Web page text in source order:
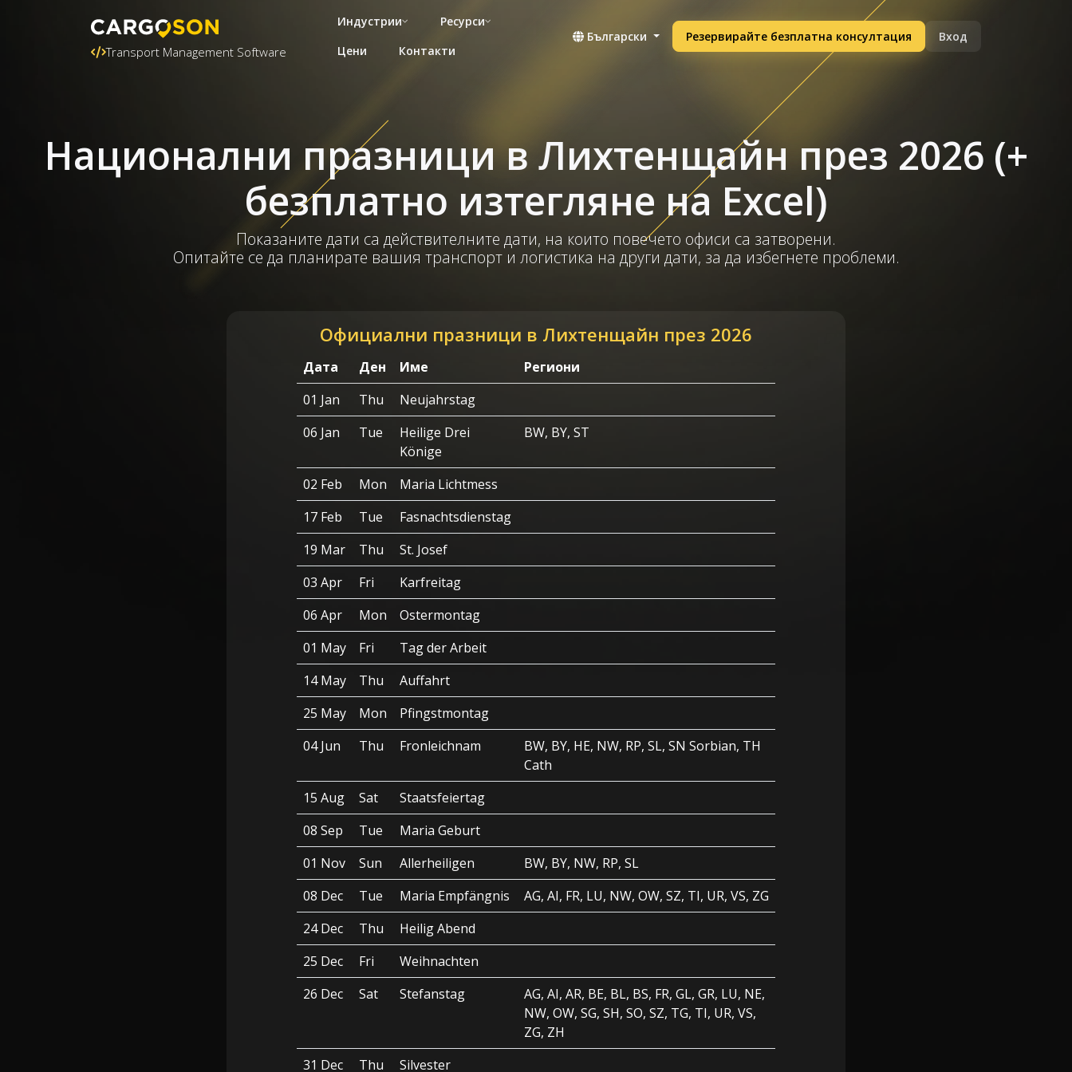
Transport Management Software
Индустрии
Ресурси
Цени
Контакти
Български Резервирайте безплатна консултация Вход
Национални празници в Лихтенщайн през 2026 (+
безплатно изтегляне на Excel)
Показаните дати са действителните дати, на които повечето офиси са затворени.
Опитайте се да планирате вашия транспорт и логистика на други дати, за да избегнете проблеми.
Официални празници в Лихтенщайн през 2026
Дата Ден Име
Региони
01 Jan
Thu
Neujahrstag
06 Jan
Tue
Heilige Drei
Könige
BW, BY, ST
02 Feb Mon
Maria Lichtmess
17 Feb
Tue
Fasnachtsdienstag
19 Mar
Thu
St. Josef
03 Apr
Fri
Karfreitag
06 Apr
Mon
Ostermontag
01 May
Fri
Tag der Arbeit
14 May
Thu
Auffahrt
25 May
Mon
Pfingstmontag
04 Jun
Thu Fronleichnam
BW, BY, HE, NW, RP, SL, SN Sorbian, TH
Cath
15 Aug
Sat
Staatsfeiertag
08 Sep
Tue
Maria Geburt
01 Nov
Sun Allerheiligen
BW, BY, NW, RP, SL
08 Dec
Tue Maria Empfängnis
AG, AI, FR, LU, NW, OW, SZ, TI, UR, VS, ZG
24 Dec
Thu
Heilig Abend
25 Dec
Fri
Weihnachten
26 Dec
Sat Stefanstag
AG, AI, AR, BE, BL, BS, FR, GL, GR, LU, NE,
NW, OW, SG, SH, SO, SZ, TG, TI, UR, VS,
ZG, ZH
31 Dec
Thu Silvester